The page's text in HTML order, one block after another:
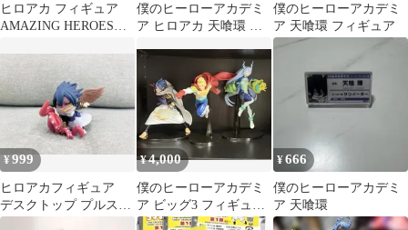
ヒロアカ フィギュア
AMAZING HEROES
僕のヒーローアカデミ
ア ヒロアカ 天喰環 ア
原作 原画
僕のヒーローアカデミ
ア 天喰環 フィギュア
¥999
ヒロアカフィギュア
デスクトップ プルスウ
ルトラバトル 天喰環
¥4,000
僕のヒーローアカデミ
ア ビッグ3 フィギュア
3体セット
¥666
僕のヒーローアカデミ
ア 天喰環